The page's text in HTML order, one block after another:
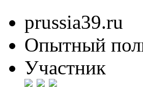
prussia39.ru
Опытный
Участник